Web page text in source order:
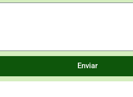
Enviar